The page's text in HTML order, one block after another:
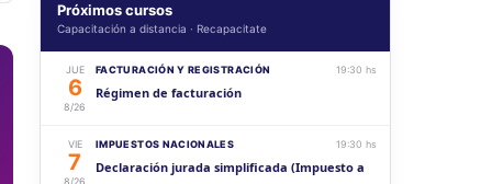
Próximos cursos
Capacitación a distancia · Recapacitate
JUE
6
8/26
FACTURACIÓN Y REGISTRACIÓN 19:30 hs
Régimen de facturación
VIE
7
8/26
IMPUESTOS NACIONALES 19:30 hs
Declaración jurada simplificada (Impuesto a